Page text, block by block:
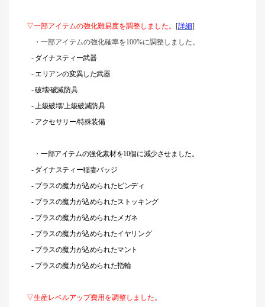
▽一部アイテムの強化難易度を調整しました。 [詳細]
・ 一部アイテムの強化確率を100%に調整しました。
- ダイナスティー武器
- エリアンの変異した武器
-破壊/破滅防具
-上級破壊/上級破滅防具
- アクセサリー/特殊装備
・ 一部アイテムの強化素材を10個に減少させました。
- ダイナスティー稲妻バッジ
- ブラスの魔力が込められたビンディ
- ブラスの魔力が込められたストッキング
- ブラスの魔力が込められたメガネ
- ブラスの魔力が込められたイヤリング
- ブラスの魔力が込められたマント
- ブラスの魔力が込められた指輪
▽生産レベルアップ費用を調整しました。